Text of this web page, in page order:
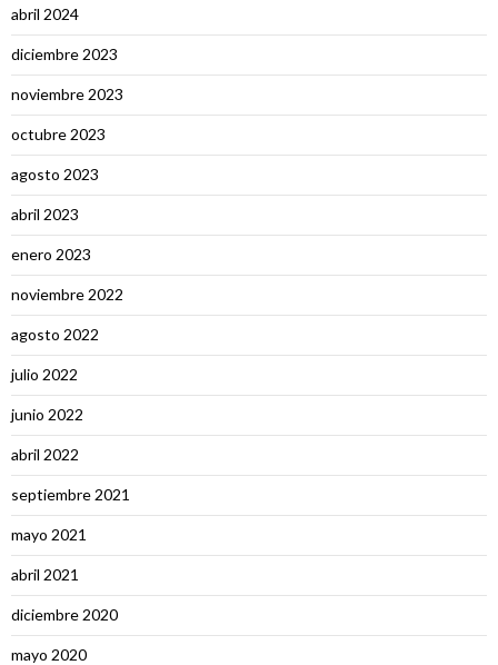
abril 2024
diciembre 2023
noviembre 2023
octubre 2023
agosto 2023
abril 2023
enero 2023
noviembre 2022
agosto 2022
julio 2022
junio 2022
abril 2022
septiembre 2021
mayo 2021
abril 2021
diciembre 2020
mayo 2020